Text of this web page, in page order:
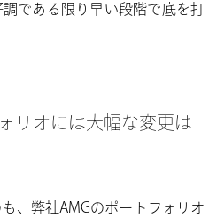
である限り早い段階で底を打
リオには大幅な変更は
、弊社AMGのポートフォリオ